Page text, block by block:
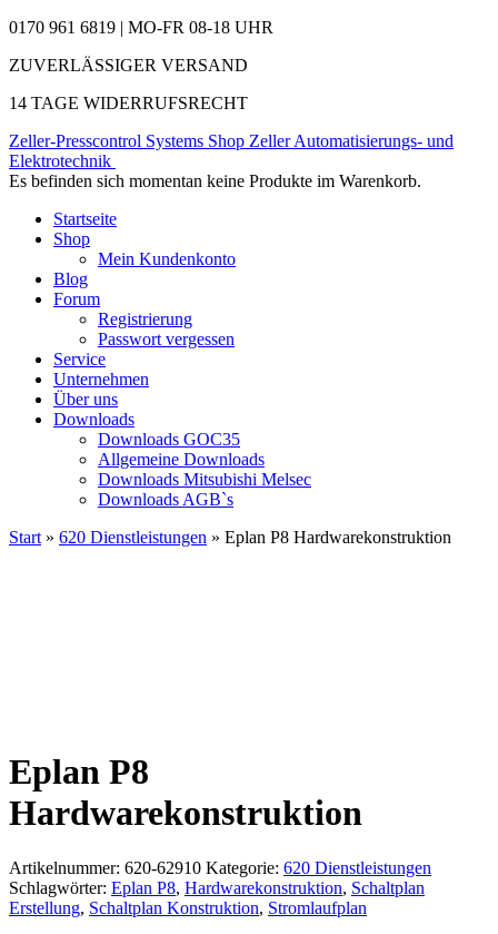
0170 961 6819 | MO-FR 08-18 UHR
ZUVERLÄSSIGER VERSAND
14 TAGE WIDERRUFSRECHT
Zeller-Presscontrol Systems Shop Zeller Automatisierungs- und
Elektrotechnik
Es befinden sich momentan keine Produkte im Warenkorb.
Startseite
Shop
Mein Kundenkonto
Blog
Forum
Registrierung
Passwort vergessen
Service
Unternehmen
Über uns
Downloads
Downloads GOC35
Allgemeine Downloads
Downloads Mitsubishi Melsec
Downloads AGB`s
Start » 620 Dienstleistungen » Eplan P8 Hardwarekonstruktion
Eplan P8
Hardwarekonstruktion
Artikelnummer: 620-62910 Kategorie: 620 Dienstleistungen
Schlagwörter: Eplan P8, Hardwarekonstruktion, Schaltplan
Erstellung, Schaltplan Konstruktion, Stromlaufplan